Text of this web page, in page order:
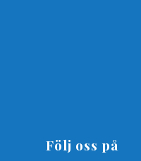
Följ oss på